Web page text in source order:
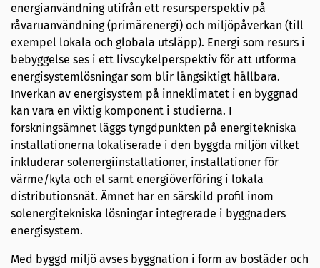
energianvändning utifrån ett resursperspektiv på
råvaruanvändning (primärenergi) och miljöpåverkan (till
exempel lokala och globala utsläpp). Energi som resurs i
bebyggelse ses i ett livscykelperspektiv för att utforma
energisystemlösningar som blir långsiktigt hållbara.
Inverkan av energisystem på inneklimatet i en byggnad
kan vara en viktig komponent i studierna. I
forskningsämnet läggs tyngdpunkten på energitekniska
installationerna lokaliserade i den byggda miljön vilket
inkluderar solenergiinstallationer, installationer för
värme/kyla och el samt energiöverföring i lokala
distributionsnät. Ämnet har en särskild profil inom
solenergitekniska lösningar integrerade i byggnaders
energisystem.
Med byggd miljö avses byggnation i form av bostäder och